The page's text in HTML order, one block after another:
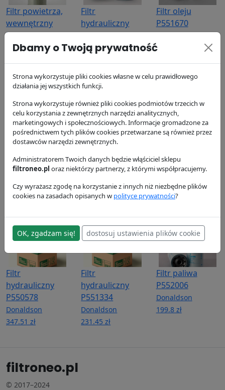
Filtr powietrza,
wewnętrzny
P128408
Donaldson
Filtr
hydrauliczny
P502382
Donaldson
Filtr oleju
P551670
Donaldson
77.97 zł
Filtr powietrza
P182042
Donaldson
Filtr kabinowy
P533788
Donaldson
hydrauliczny
P550532
922.65 zł
Filtr
hydrauliczny
P550578
Donaldson
347.51 zł
Filtr
hydrauliczny
P551334
Donaldson
231.45 zł
Filtr paliwa
P552006
Donaldson
199.8 zł
filtroneo.pl
© 2017–2024
Dbamy o Twoją prywatność
Strona wykorzystuje pliki cookies własne w celu prawidłowego
działania jej wszystkich funkcji.
Strona wykorzystuje również pliki cookies podmiotów trzecich w
celu korzystania z zewnętrznych narzędzi analitycznych,
marketingowych i społecznościowych. Informacje gromadzone za
pośrednictwem tych plików cookies przetwarzane są również przez
dostawców narzędzi zewnętrznych.
Administratorem Twoich danych będzie włąściciel sklepu
filtroneo.pl oraz niektórzy partnerzy, z którymi współpracujemy.
Czy wyrażasz zgodę na korzystanie z innych niż niezbędne plików
cookies na zasadach opisanych w polityce prywatności?
OK, zgadzam się! dostosuj ustawienia plików cookie